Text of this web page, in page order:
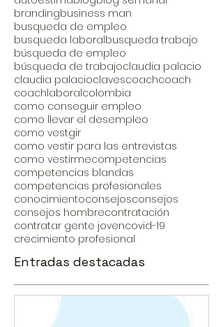
brandingbusiness man
busqueda de empleo
busqueda laboralbusqueda trabajo
búsqueda de empleo
búsqueda de trabajoclaudia palacio
claudia palacioclavescoachcoach
coachlaboralcolombia
como conseguir empleo
como llevar el desempleo
como vestgir
como vestir para las entrevistas
como vestirmecompetencias
competencias blandas
competencias profesionales
conocimientoconsejosconsejos
consejos hombrecontratación
contratar gente jovencovid-19
crecimiento profesional
Entradas destacadas